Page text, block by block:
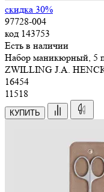
скидка 30%
97728-004
код 143753
Есть в наличии
Набор маникюрный, 5
ZWILLING J.A.
16454
11518
КУПИТЬ